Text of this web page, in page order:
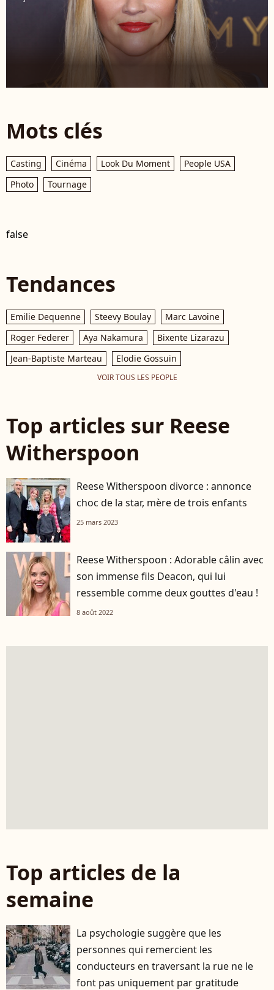
Mots clés
Casting Cinéma Look Du Moment
People USA
Photo
Tournage
false
Tendances
Emilie Dequenne Steevy Boulay
Marc Lavoine
Roger Federer
Aya Nakamura
Bixente Lizarazu
Jean-Baptiste Marteau
Elodie Gossuin
VOIR TOUS LES PEOPLE
Top articles sur Reese
Witherspoon
Reese Witherspoon divorce : annonce
choc de la star, mère de trois enfants
25 mars 2023
Reese Witherspoon : Adorable câlin avec
son immense fils Deacon, qui lui
ressemble comme deux gouttes d'eau !
8 août 2022
Top articles de la
semaine
La psychologie suggère que les
personnes qui remercient les
conducteurs en traversant la rue ne le
font pas uniquement par gratitude